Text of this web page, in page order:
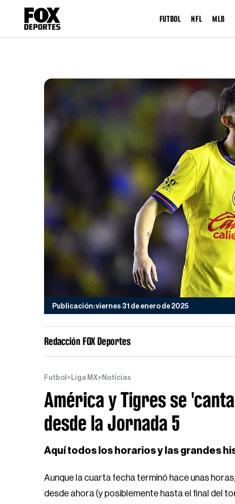
FUTBOL NFL MLB
Publicación: viernes 31 de enero de 2025
Redacción FOX Deportes
Futbol > Liga MX> Noticias
América y Tigres se
desde la Jornada 5
Aquí todos los horarios y las grandes
Aunque la cuarta fecha terminó hace unas
desde ahora (y posiblemente hasta el final del